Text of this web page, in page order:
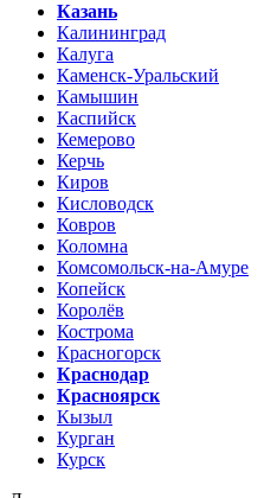
Казань
Калининград
Калуга
Каменск-Уральский
Камышин
Каспийск
Кемерово
Керчь
Киров
Кисловодск
Ковров
Коломна
Комсомольск-на-Амуре
Копейск
Королёв
Кострома
Красногорск
Краснодар
Красноярск
Кызыл
Курган
Курск